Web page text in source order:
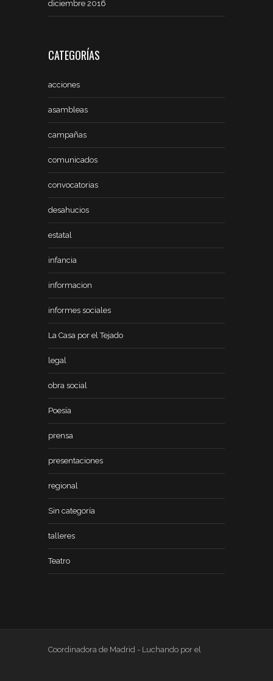
diciembre 2016
CATEGORÍAS
acciones
asambleas
campañas
comunicados
convocatorias
desahucios
estatal
infancia
informacion
informes sociales
La Casa por el Tejado
legal
obra social
Poesía
prensa
presentaciones
regional
Sin categoría
talleres
Teatro
Coordinadora de Madrid - Luchando por el